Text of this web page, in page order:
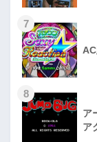
7
8
ア
ア